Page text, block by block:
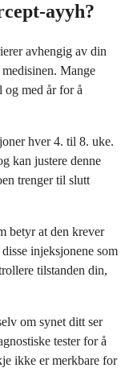
ayyh?
avhengig av din
Mange
og med år for å
hver 4. til 8. uke.
kan justere denne
trenger til slutt
betyr at den krever
injeksjonene som
tilstanden din,
om synet ditt ser
tester for å
ikke er merkbare for